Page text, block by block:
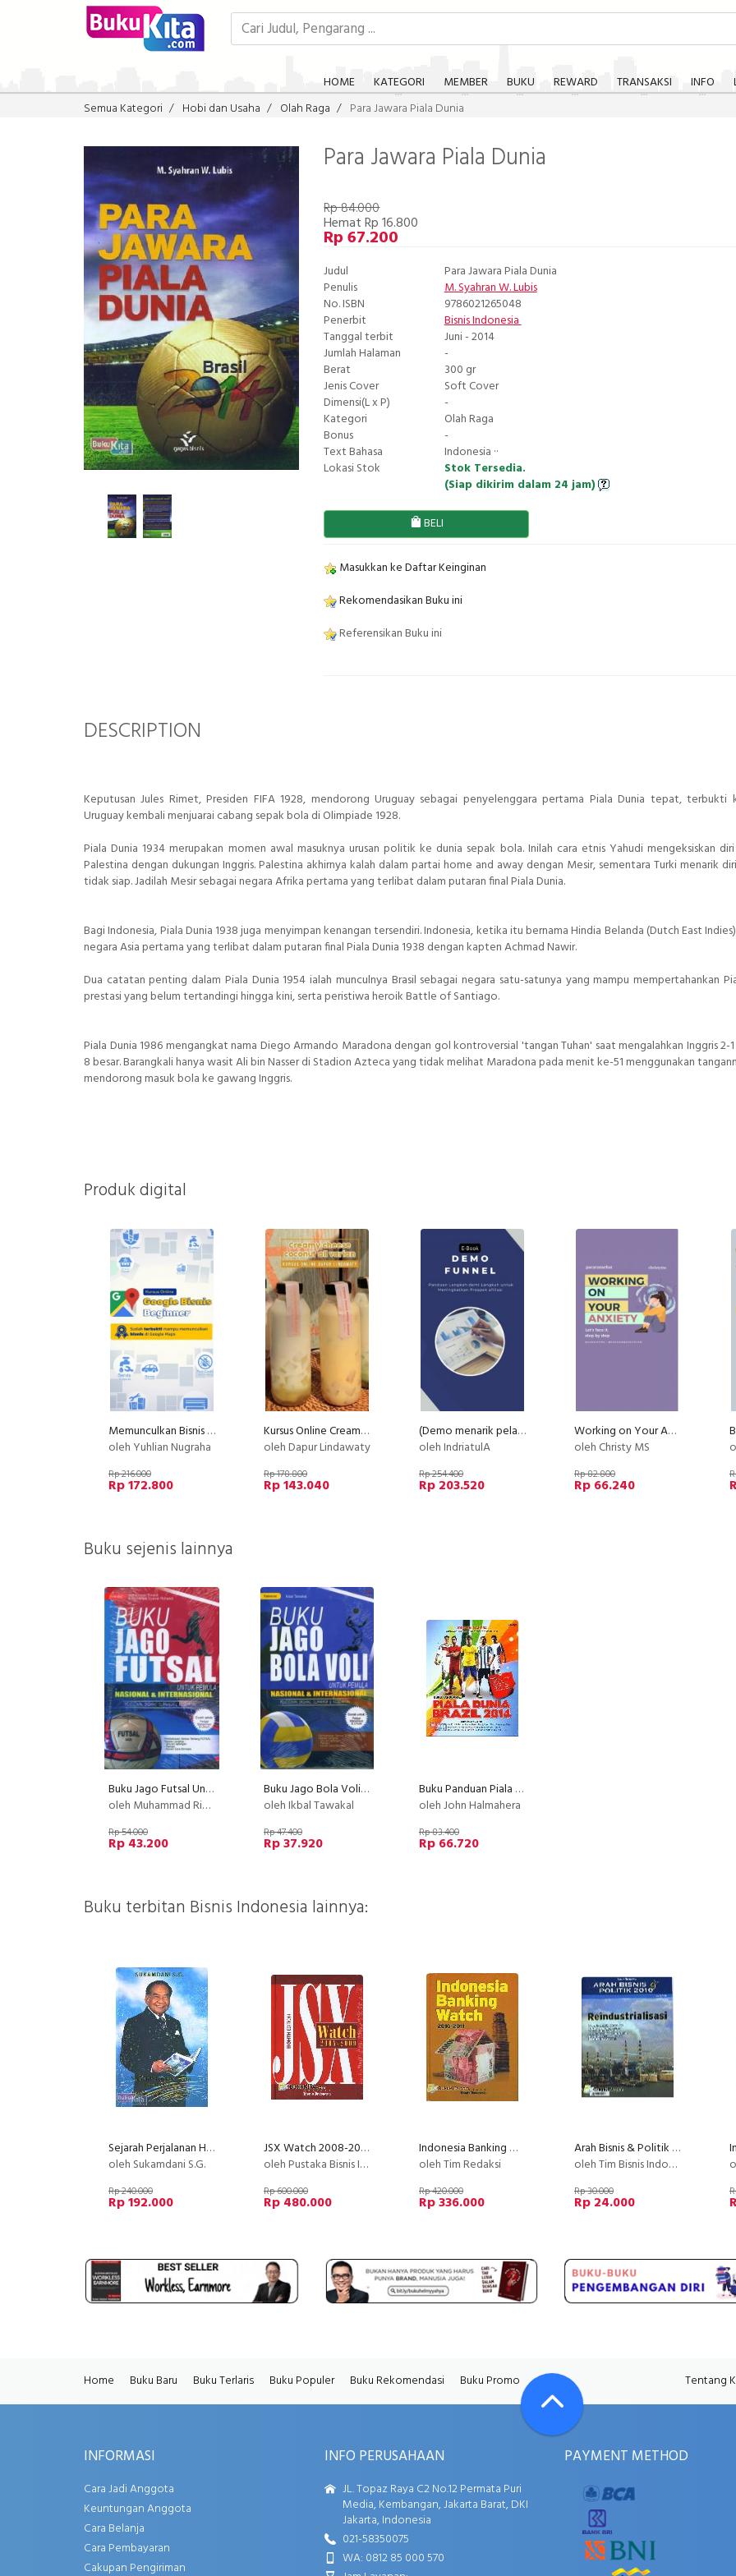
HOME KATEGORI MEMBER BUKU REWARD TRANSAKSI INFO
Semua Kategori
Hobi dan Usaha Olah Raga Para Jawara Piala Dunia
Para Jawara Piala Dunia
Rp 84.000
Hemat Rp 16.800
Rp 67.200
Judul
Para Jawara Piala Dunia
Penulis
M. Syahran W. Lubis
No. ISBN
9786021265048
Penerbit
Bisnis Indonesia
Tanggal terbit
Juni - 2014
Jumlah Halaman
-
Berat
300 gr
Jenis Cover
Soft Cover
Dimensi(L x P)
-
Kategori
Olah Raga
Bonus
-
Text Bahasa
Indonesia ··
Lokasi Stok
Stok Tersedia.
(Siap dikirim dalam 24 jam)
BELI
Masukkan ke Daftar Keinginan
Rekomendasikan Buku ini
Referensikan Buku ini
DESCRIPTION
Keputusan Jules Rimet, Presiden FIFA 1928, mendorong Uruguay sebagai penyelenggara pertama Piala Dunia tepat, terbukti
Uruguay kembali menjuarai cabang sepak bola di Olimpiade 1928.
Piala Dunia 1934 merupakan momen awal masuknya urusan politik ke dunia sepak bola. Inilah cara etnis Yahudi mengeksiskan
Palestina dengan dukungan Inggris. Palestina akhirnya kalah dalam partai home and away dengan Mesir, sementara Turki menarik
tidak siap. Jadilah Mesir sebagai negara Afrika pertama yang terlibat dalam putaran final Piala Dunia.
Bagi Indonesia, Piala Dunia 1938 juga menyimpan kenangan tersendiri. Indonesia, ketika itu bernama Hindia Belanda (Dutch East
negara Asia pertama yang terlibat dalam putaran final Piala Dunia 1938 dengan kapten Achmad Nawir.
Dua catatan penting dalam Piala Dunia 1954 ialah munculnya Brasil sebagai negara satu-satunya yang mampu mempertahankan
prestasi yang belum tertandingi hingga kini, serta peristiwa heroik Battle of Santiago.
Piala Dunia 1986 mengangkat nama Diego Armando Maradona dengan gol kontroversial 'tangan Tuhan' saat mengalahkan Inggris 2-
8 besar. Barangkali hanya wasit Ali bin Nasser di Stadion Azteca yang tidak melihat Maradona pada menit ke-51 menggunakan
mendorong masuk bola ke gawang Inggris.
Produk digital
Memunculkan Bisnis di Google Maps untuk Usaha Jasa & non-Jasa (Google Bisnis)
oleh Yuhlian Nugraha
Rp 216.000
Rp 172.800
Kursus Online Creamy Cheese Coconut Dapur Lindawaty PU
oleh Dapur Lindawaty
Rp 178.800
Rp 143.040
(Demo menarik pelanggan menuju link Affiliasi)
oleh IndriatulA
Rp 254.400
Rp 203.520
Working on Your Anxiety
oleh Christy MS
Rp 82.800
Rp 66.240
Buku sejenis lainnya
Buku Jago Futsal Untuk Pemula
oleh Muhammad Rinaldi & Muhammad Syawal Rohaedi
Rp 54.000
Rp 43.200
Buku Jago Bola Voli Untuk Pemula
oleh Ikbal Tawakal
Rp 47.400
Rp 37.920
Buku Panduan Piala Dunia Brazil 2014
oleh John Halmahera
Rp 83.400
Rp 66.720
Buku terbitan Bisnis Indonesia lainnya:
Sejarah Perjalanan Hidup Meraih Prestasi Wujud Sebuah Bakti
oleh Sukamdani S.G.
Rp 240.000
Rp 192.000
JSX Watch 2008-2009 Eight Edition
oleh Pustaka Bisnis Indonesia
Rp 600.000
Rp 480.000
Indonesia Banking Watch 2010-2011
oleh Tim Redaksi
Rp 420.000
Rp 336.000
Arah Bisnis & Politik 2010 : Reindustrialisasi
oleh Tim Bisnis Indonesia
Rp 30.000
Rp 24.000
Home Buku Baru Buku Terlaris Buku Populer Buku Rekomendasi Buku Promo Tentang
INFORMASI
Cara Jadi Anggota
Keuntungan Anggota
Cara Belanja
Cara Pembayaran
Cakupan Pengiriman
INFO PERUSAHAAN
JL. Topaz Raya C2 No.12 Permata Puri
Media, Kembangan, Jakarta Barat, DKI
Jakarta, Indonesia
021-58350075
WA: 0812 85 000 570
PAYMENT METHOD